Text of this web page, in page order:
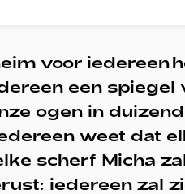
voor iedereen
een spiegel
ogen in
weet dat
scherf Micha
iedereen zal